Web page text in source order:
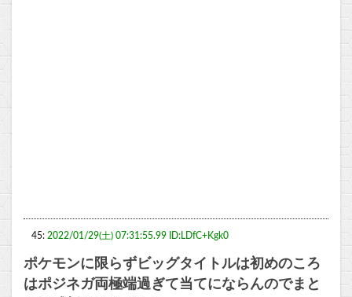
45: 2022/01/29(土) 07:31:55.99 ID:LDfC+Kgk0
ポケモンに限らずビッグタイトルは初めのころ
はポジネガ両極端過ぎて当てにならんのでまと